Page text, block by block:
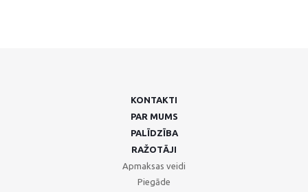
KONTAKTI
PAR MUMS
PALĪDZĪBA
RAŽOTĀJI
Apmaksas veidi
Piegāde